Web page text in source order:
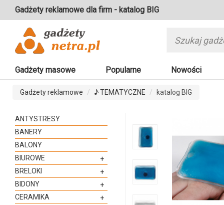
Gadżety reklamowe dla firm - katalog BIG
Gadżety masowe Popularne Nowości
Gadżety reklamowe ♪ TEMATYCZNE katalog BIG
ANTYSTRESY
BANERY
BALONY
BIUROWE
+
BRELOKI
+
BIDONY
+
CERAMIKA
+